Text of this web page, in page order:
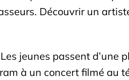
Découvrir un
jeunes passent d’une
à un concert filmé au